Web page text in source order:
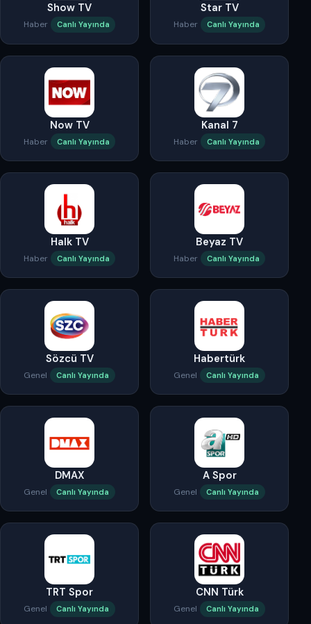
Show TV
Haber Canlı Yayında
Star TV
Haber Canlı Yayında
Now TV
Haber Canlı Yayında
Kanal 7
Haber Canlı Yayında
Halk TV
Haber Canlı Yayında
Beyaz TV
Haber Canlı Yayında
Sözcü TV
Genel Canlı Yayında
Habertürk
Genel Canlı Yayında
DMAX
Genel Canlı Yayında
A Spor
Genel Canlı Yayında
TRT Spor
Genel Canlı Yayında
CNN Türk
Genel Canlı Yayında